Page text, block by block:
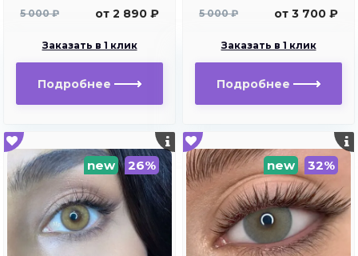
5 000 ₽
от 2 890 ₽
Заказать в 1 клик
Подробнее
5 000 ₽
от 3 700 ₽
Заказать в 1 клик
Подробнее
new 26% new 32%